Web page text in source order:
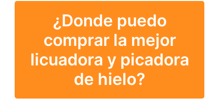
¿Donde puedo
comprar la mejor
licuadora y picadora
de hielo?